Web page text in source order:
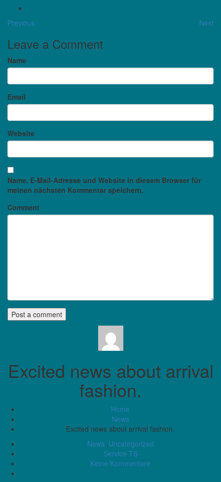
Previous Next
Leave a Comment
Name
Email
Website
Name, E-Mail-Adresse und Website in diesem Browser für
meinen nächsten Kommentar speichern.
Comment
Excited news about arrival
fashion.
Home
News
Excited news about arrival fashion.
News ,Uncategorized
Service TS
Keine Kommentare